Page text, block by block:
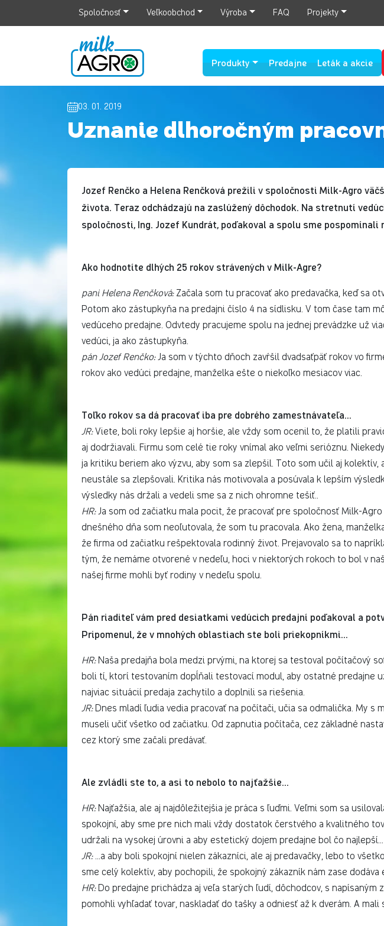
Spoločnosť Veľkoobchod Výroba FAQ Projekty
Produkty Predajne Leták a akcie
03. 01. 2019
Uznanie dlhoročným
Jozef Renčko a Helena Renčková prežili v spoločnosti Milk-Agro
života. Teraz odchádzajú na zaslúžený dôchodok. Na stretnutí
spoločnosti, Ing. Jozef Kundrát, poďakoval a spolu sme pospomínali
Ako hodnotíte dlhých 25 rokov strávených v Milk-Agre?
pani Helena Renčková:Začala som tu pracovať ako predavačka, keď sa
Potom ako zástupkyňa na predajni číslo 4 na sídlisku. V tom čase tam
vedúceho predajne. Odvtedy pracujeme spolu na jednej prevádzke už
vedúci, ja ako zástupkyňa.
pán Jozef Renčko:Ja som v týchto dňoch zavŕšil dvadsaťpäť rokov vo
rokov ako vedúci predajne, manželka ešte o niekoľko mesiacov viac.
Toľko rokov sa dá pracovať iba pre dobrého zamestnávateľa...
JR:Viete, boli roky lepšie aj horšie, ale vždy som ocenil to, že platili
aj dodržiavali. Firmu som celé tie roky vnímal ako veľmi serióznu.
ja kritiku beriem ako výzvu, aby som sa zlepšil. Toto som učil aj kolektív,
neustále sa zlepšovali. Kritika nás motivovala a posúvala k lepším
výsledky nás držali a vedeli sme sa z nich ohromne tešiť..
HR:Ja som od začiatku mala pocit, že pracovať pre spoločnosť Milk-Agro
dnešného dňa som neoľutovala, že som tu pracovala. Ako žena,
že firma od začiatku rešpektovala rodinný život. Prejavovalo sa to
tým, že nemáme otvorené v nedeľu, hoci v niektorých rokoch to bol v
našej firme mohli byť rodiny v nedeľu spolu.
Pán riaditeľ vám pred desiatkami vedúcich predajní poďakoval a
Pripomenul, že v mnohých oblastiach ste boli priekopníkmi...
HR:Naša predajňa bola medzi prvými, na ktorej sa testoval počítačový
boli tí, ktorí testovaním dopĺňali testovací modul, aby ostatné predajne
najviac situácií predaja zachytilo a doplnili sa riešenia.
JR:Dnes mladí ľudia vedia pracovať na počítači, učia sa odmalička. My s
museli učiť všetko od začiatku. Od zapnutia počítača, cez základné
cez ktorý sme začali predávať.
Ale zvládli ste to, a asi to nebolo to najťažšie...
HR:Najťažšia, ale aj najdôležitejšia je práca s ľuďmi. Veľmi som sa
spokojní, aby sme pre nich mali vždy dostatok čerstvého a kvalitného
udržali na vysokej úrovni a aby estetický dojem predajne bol čo najlepší...
JR:...a aby boli spokojní nielen zákazníci, ale aj predavačky, lebo to
sme celý kolektív, aby pochopili, že spokojný zákazník nám zase dodáva
HR:Do predajne prichádza aj veľa starých ľudí, dôchodcov, s napísaným
pomohli vyhľadať tovar, naskladať do tašky a odniesť až k dverám. A mali